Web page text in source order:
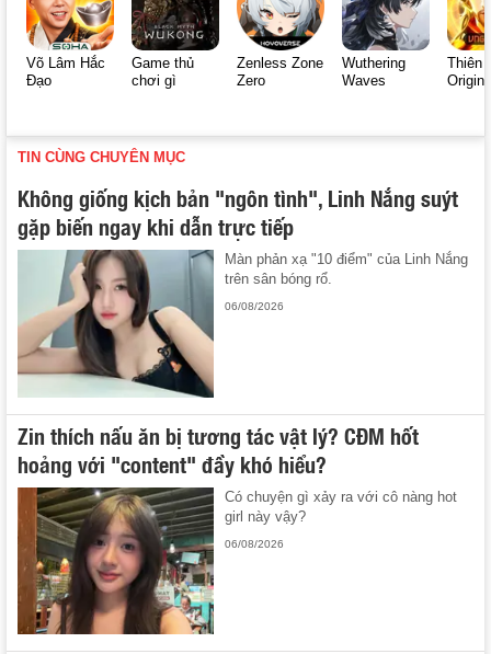
Võ Lâm Hắc
Đạo
Game thủ
chơi gì
Zenless Zone
Zero
Wuthering
Waves
Thiên
Origin
TIN CÙNG CHUYÊN MỤC
Không giống kịch bản "ngôn tình", Linh Nắng suýt
gặp biến ngay khi dẫn trực tiếp
Màn phản xạ "10 điểm" của Linh Nắng
trên sân bóng rổ.
06/08/2026
Zin thích nấu ăn bị tương tác vật lý? CĐM hốt
hoảng với "content" đầy khó hiểu?
Có chuyện gì xảy ra với cô nàng hot
girl này vậy?
06/08/2026